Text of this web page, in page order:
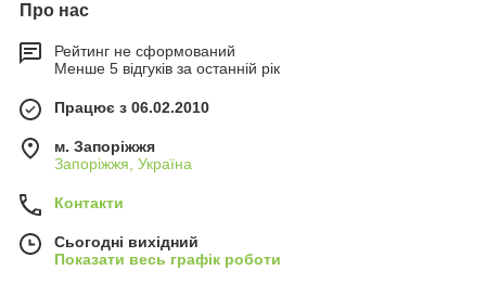
Про нас
Рейтинг не сформований
Менше 5 відгуків за останній рік
Працює з 06.02.2010
м. Запоріжжя
Запоріжжя, Україна
Контакти
Сьогодні вихідний
Показати весь графік роботи